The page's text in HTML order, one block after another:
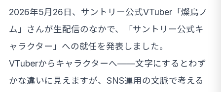
2026年5月26日、サントリー公式VTuber「燦鳥ノ
ム」さんが生配信のなかで、「サントリー公式キ
ャラクター」への就任を発表しました。
VTuberからキャラクターへ——文字にするとわず
かな違いに見えますが、SNS運用の文脈で考える